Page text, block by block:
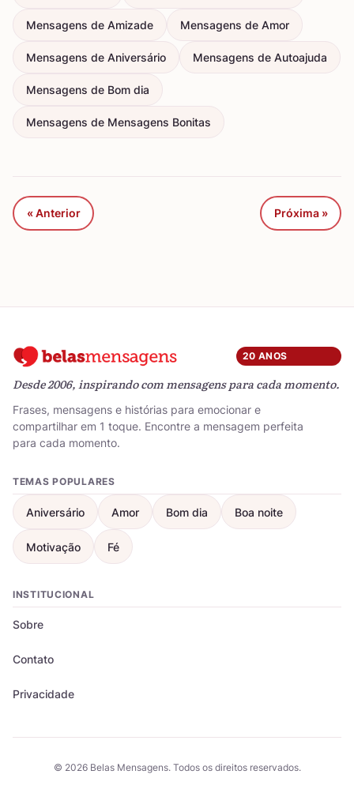
Mensagens de Amizade Mensagens de Amor
Mensagens de Aniversário Mensagens de Autoajuda
Mensagens de Bom dia
Mensagens de Mensagens Bonitas
« Anterior Próxima »
20 ANOS
Desde 2006, inspirando com mensagens para cada momento.
Frases, mensagens e histórias para emocionar e
compartilhar em 1 toque. Encontre a mensagem perfeita
para cada momento.
TEMAS POPULARES
Aniversário Amor Bom dia Boa noite
Motivação Fé
INSTITUCIONAL
Sobre
Contato
Privacidade
© 2026 Belas Mensagens. Todos os direitos reservados.